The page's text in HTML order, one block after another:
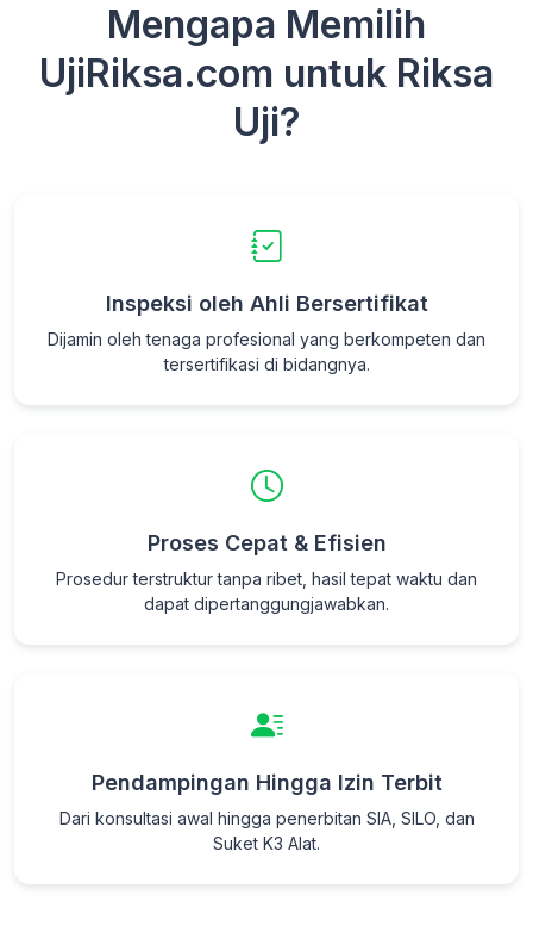
Mengapa Memilih
UjiRiksa.com untuk Riksa
Uji?
Inspeksi oleh Ahli Bersertifikat
Dijamin oleh tenaga profesional yang berkompeten dan
tersertifikasi di bidangnya.
Proses Cepat & Efisien
Prosedur terstruktur tanpa ribet, hasil tepat waktu dan
dapat dipertanggungjawabkan.
Pendampingan Hingga Izin Terbit
Dari konsultasi awal hingga penerbitan SIA, SILO, dan
Suket K3 Alat.